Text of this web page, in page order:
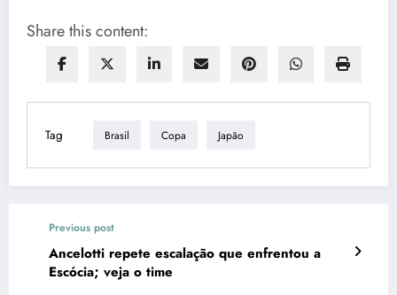
Share this content:
Tag Brasil Copa Japão
Previous post
Ancelotti repete escalação que enfrentou a
Escócia; veja o time